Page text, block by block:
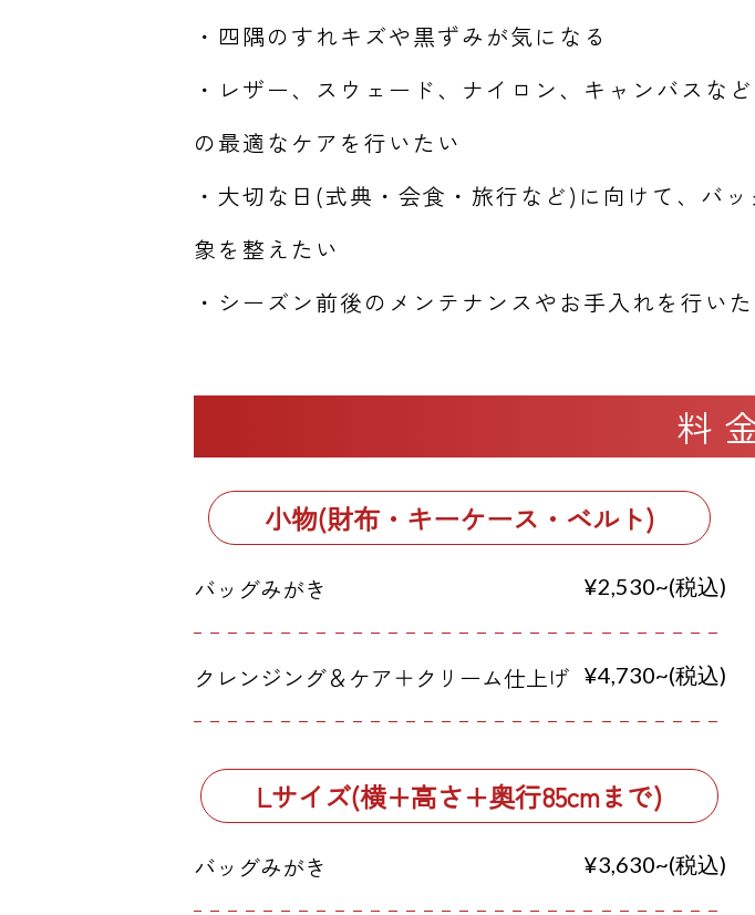
・四隅のすれキズや黒ずみが気になる
・レザー、スウェード、ナイロン、キャンバスな
の最適なケアを行いたい
・大切な日(式典・会食・旅行など)に向けて、バッ
象を整えたい
・シーズン前後のメンテナンスやお手入れを行い
料
小物(財布・キーケース・ベルト)
バッグみがき ¥2,530~(税込)
クレンジング＆ケア＋クリーム仕上げ ¥4,730~(税込)
Lサイズ(横+高さ+奥行85cmまで)
バッグみがき ¥3,630~(税込)